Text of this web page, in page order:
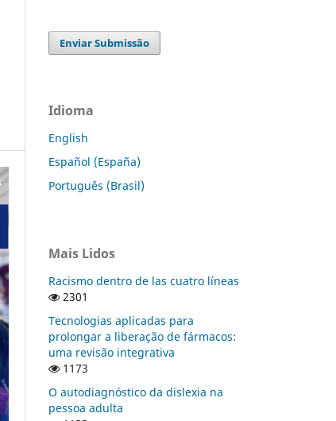
Enviar Submissão
Idioma
English
Español (España)
Português (Brasil)
Mais Lidos
Racismo dentro de las cuatro líneas
2301
Tecnologias aplicadas para
prolongar a liberação de fármacos:
uma revisão integrativa
1173
O autodiagnóstico da dislexia na
pessoa adulta